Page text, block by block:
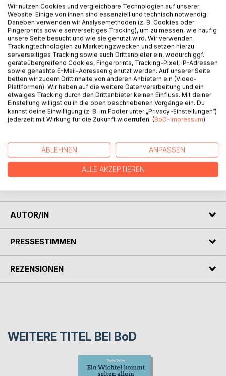
Neue Ideen für die Jugendarbeit gesucht? In diesem
Spielebuch gibt es 111 frische Spielideen für jede
Gelegenheit! Ob zum Kennenlernen, Austoben, Natur
erleben oder zum Entspannen in der Kleingruppe: Die
Spielesammlung bietet neue Anregungen für kleine und
große Gruppen im Ferienlager oder der Gruppenstunde.
Die Spiele sind praxiserprobt und bieten Jugendleiter*innen
viel Gestaltungsmöglichkeiten für abwechslungsreiche
Aktivitäten.
In 11 Kategorien gegliedert, übersichtlich aufbereitet und mit
Mehr Ideen gesucht?
Der Jugendleiter-Blog bietet viele weitere Anregungen,
Methoden und Tipps für die Jugendarbeit
AUTOR/IN
PRESSESTIMMEN
REZENSIONEN
WEITERE TITEL BEI BoD
Wir nutzen Cookies und vergleichbare Technologien auf unserer
Website. Einige von ihnen sind essenziell und technisch notwendig.
Daneben verwenden wir Analysemethoden (z. B. Cookies oder
Fingerprints sowie serverseitiges Tracking), um zu messen, wie häufig
unsere Seite besucht und wie sie genutzt wird. Wir verwenden
Trackingtechnologien zu Marketingzwecken und setzen hierzu
serverseitiges Tracking sowie auch Drittanbieter ein, wodurch ggf.
geräteübergreifend Cookies, Fingerprints, Tracking-Pixel, IP-Adressen
sowie gehashte E-Mail-Adressen genutzt werden. Auf unserer Seite
betten wir zudem Drittinhalte von anderen Anbietern ein (Video-
Plattformen). Wir haben auf die weitere Datenverarbeitung und ein
etwaiges Tracking durch den Drittanbieter keinen Einfluss. Mit deiner
Einstellung willigst du in die oben beschriebenen Vorgänge ein. Du
kannst deine Einwilligung (z. B. im Footer unter „Privacy-Einstellungen“)
jederzeit mit Wirkung für die Zukunft widerrufen. (BoD-Impressum)
ABLEHNEN ANPASSEN
ALLE AKZEPTIEREN